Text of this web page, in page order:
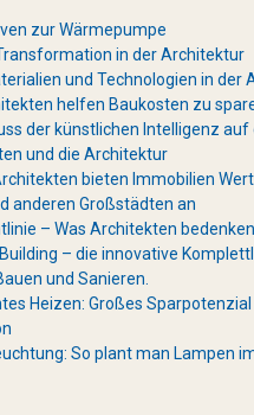
zur Wärmepumpe
in der Architektur
und Technologien in der
helfen Baukosten zu
der künstlichen Intelligenz auf
und die Architektur
bieten Immobilien
anderen Großstädten an
– Was Architekten
– die innovative
und Sanieren.
Heizen: Großes
So plant man Lampen